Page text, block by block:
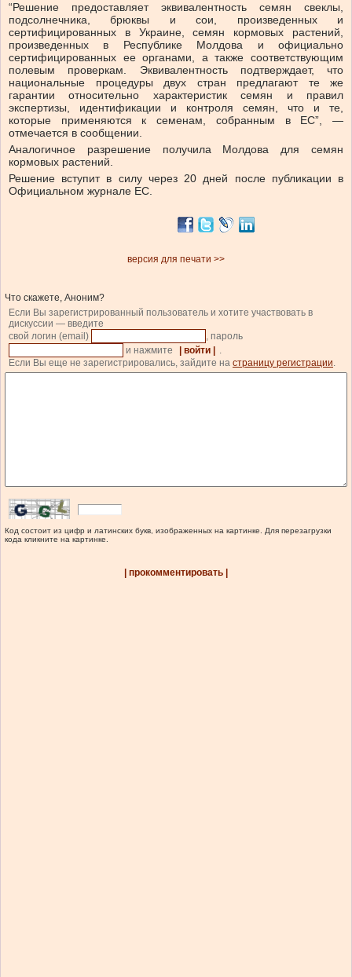
“Решение предоставляет эквивалентность семян свеклы,
подсолнечника, брюквы и сои, произведенных и
сертифицированных в Украине, семян кормовых растений,
произведенных в Республике Молдова и официально
сертифицированных ее органами, а также соответствующим
полевым проверкам. Эквивалентность подтверждает, что
национальные процедуры двух стран предлагают те же
гарантии относительно характеристик семян и правил
экспертизы, идентификации и контроля семян, что и те,
которые применяются к семенам, собранным в ЕС”, —
отмечается в сообщении.
Аналогичное разрешение получила Молдова для семян
кормовых растений.
Решение вступит в силу через 20 дней после публикации в
Официальном журнале ЕС.
версия для печати >>
Что скажете, Аноним?
Если Вы зарегистрированный пользователь и хотите участвовать в
дискуссии — введите
свой логин (email)
, пароль
и нажмите
| войти |
.
Если Вы еще не зарегистрировались, зайдите на страницу регистрации.
Код состоит из цифр и латинских букв, изображенных на картинке. Для перезагрузки
кода кликните на картинке.
| прокомментировать |